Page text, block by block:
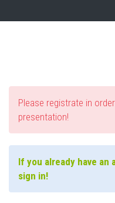
Please registrate in
presentation!
If you already have
sign in!